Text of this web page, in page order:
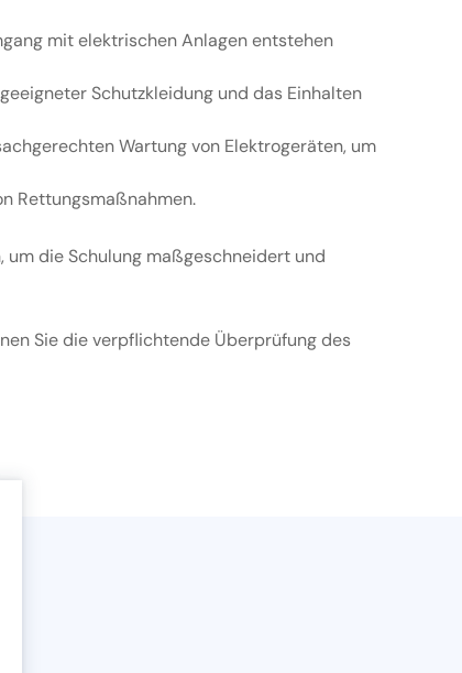
mit elektrischen Anlagen entstehen
Schutzkleidung und das Einhalten
Wartung von Elektrogeräten, um
Rettungsmaßnahmen.
um die Schulung maßgeschneidert und
Sie die verpflichtende Überprüfung des